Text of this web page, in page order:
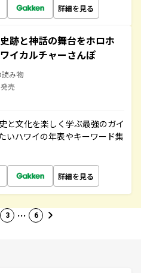
詳細を見る
跡と神話の舞台をホロホ
イカルチャーさんぽ
読み物
売
と文化を楽しく学ぶ最強のガイ
いハワイの年表やキーワード集
詳細を見る
3 … 6